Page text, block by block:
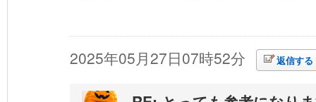
2025年05月27日07時52分 返信する